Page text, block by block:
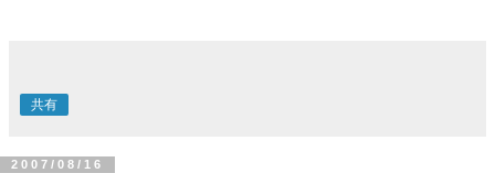
共有
2007/08/16